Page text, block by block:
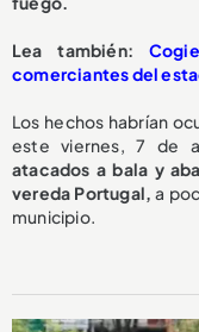
Lea también:
comerciantes del
Los hechos habrían
este viernes, 7 de
atacados a bala y
vereda Portugal, a
municipio.